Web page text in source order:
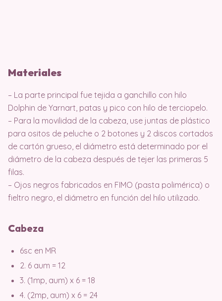
Materiales
– La parte principal fue tejida a ganchillo con hilo
Dolphin de Yarnart, patas y pico con hilo de terciopelo.
– Para la movilidad de la cabeza, use juntas de plástico
para ositos de peluche o 2 botones y 2 discos cortados
de cartón grueso, el diámetro está determinado por el
diámetro de la cabeza después de tejer las primeras 5
filas.
– Ojos negros fabricados en FIMO (pasta polimérica) o
fieltro negro, el diámetro en función del hilo utilizado.
Cabeza
6sc en MR
2. 6 aum = 12
3. (1mp, aum) x 6 = 18
4. (2mp, aum) x 6 = 24